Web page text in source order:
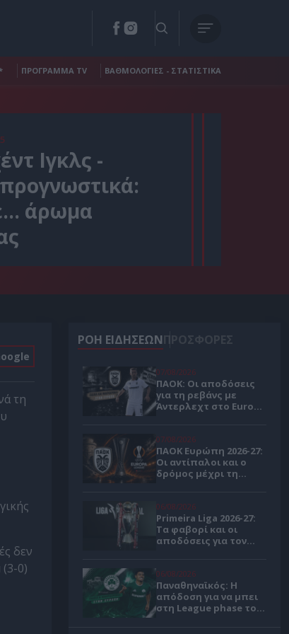
ΠΡΟΓΡΑΜΜΑ TV ΒΑΘΜΟΛΟΓΙΕΣ - ΣΤΑΤΙΣΤΙΚΑ
Ιγκλς -
άρωμα
τη
δεν
(3-0)
ΡΟΗ ΕΙΔΗΣΕΩΝΠΡΟΣΦΟΡΕΣ
ΠΑΟΚ: Οι αποδόσεις
για τη ρεβάνς με
Άντερλεχτ στο Europa
07/08/2026
ΠΑΟΚ Ευρώπη 2026-27:
Οι αντίπαλοι και ο
δρόμος μέχρι τη
07/08/2026
Primeira Liga 2026-27:
Τα φαβορί και οι
αποδόσεις για τον
06/08/2026
Παναθηναϊκός: Η
απόδοση για να μπει
στη League phase του
06/08/2026